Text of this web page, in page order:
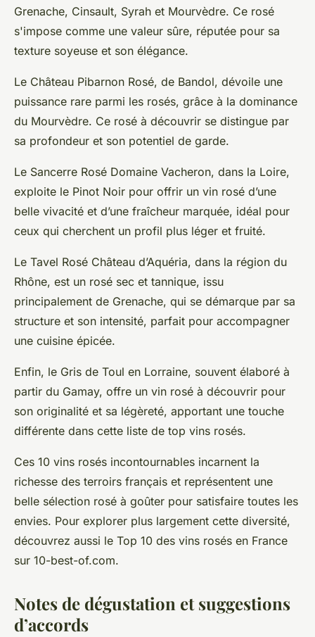
Grenache, Cinsault, Syrah et Mourvèdre. Ce rosé
s'impose comme une valeur sûre, réputée pour sa
texture soyeuse et son élégance.
Le Château Pibarnon Rosé, de Bandol, dévoile une
puissance rare parmi les rosés, grâce à la dominance
du Mourvèdre. Ce rosé à découvrir se distingue par
sa profondeur et son potentiel de garde.
Le Sancerre Rosé Domaine Vacheron, dans la Loire,
exploite le Pinot Noir pour offrir un vin rosé d’une
belle vivacité et d’une fraîcheur marquée, idéal pour
ceux qui cherchent un profil plus léger et fruité.
Le Tavel Rosé Château d’Aquéria, dans la région du
Rhône, est un rosé sec et tannique, issu
principalement de Grenache, qui se démarque par sa
structure et son intensité, parfait pour accompagner
une cuisine épicée.
Enfin, le Gris de Toul en Lorraine, souvent élaboré à
partir du Gamay, offre un vin rosé à découvrir pour
son originalité et sa légèreté, apportant une touche
différente dans cette liste de top vins rosés.
Ces 10 vins rosés incontournables incarnent la
richesse des terroirs français et représentent une
belle sélection rosé à goûter pour satisfaire toutes les
envies. Pour explorer plus largement cette diversité,
découvrez aussi le Top 10 des vins rosés en France
sur 10-best-of.com.
Notes de dégustation et suggestions
d’accords